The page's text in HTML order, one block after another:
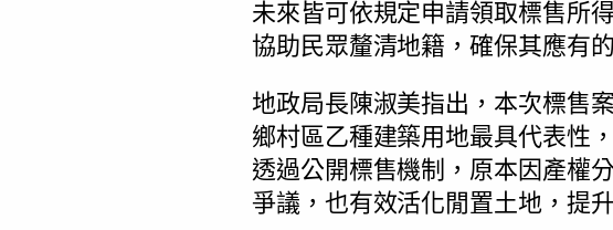
未來皆可依規定申請領取標售所
協助民眾釐清地籍，確保其應有
地政局長陳淑美指出，本次標售
鄉村區乙種建築用地最具代表性
透過公開標售機制，原本因產權
爭議，也有效活化閒置土地，提